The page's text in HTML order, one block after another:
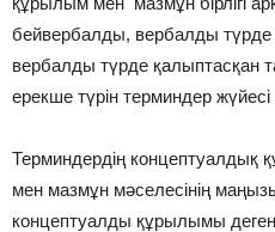
бейвербалды, вербалды
вербалды түрде қалыптасқан
ерекше түрін терминдер
Терминдердің
мен мазмұн мәселесінің
концептуалды құрылымы